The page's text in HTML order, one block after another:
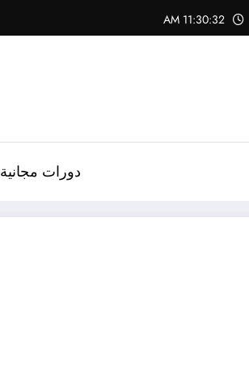
11:30:33 AM
دورات مجانية